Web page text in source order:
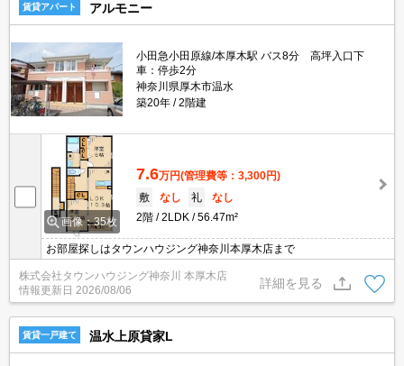
賃貸アパート アルモニー
小田急小田原線/本厚木駅 バス8分 高坪入口下
車：停歩2分
神奈川県厚木市温水
築20年
2階建
画像：35枚
7.6万円(管理費等：3,300円)
敷
なし 礼
なし
2階
2LDK 56.47m²
お部屋探しはタウンハウジング神奈川本厚木店まで
株式会社タウンハウジング神奈川 本厚木店
情報更新日 2026/08/06
詳細を見る
賃貸一戸建て 温水上原貸家L